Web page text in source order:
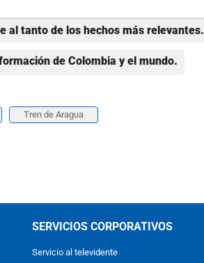
al tanto de los hechos más relevantes.
de Colombia y el mundo.
Tren de Aragua
SERVICIOS CORPORATIVOS
Servicio al televidente